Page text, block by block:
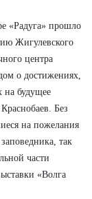
«Радуга» прошло
Жигулевского
центра
о достижениях,
на будущее
Без
на пожелания
так
части
«Волга